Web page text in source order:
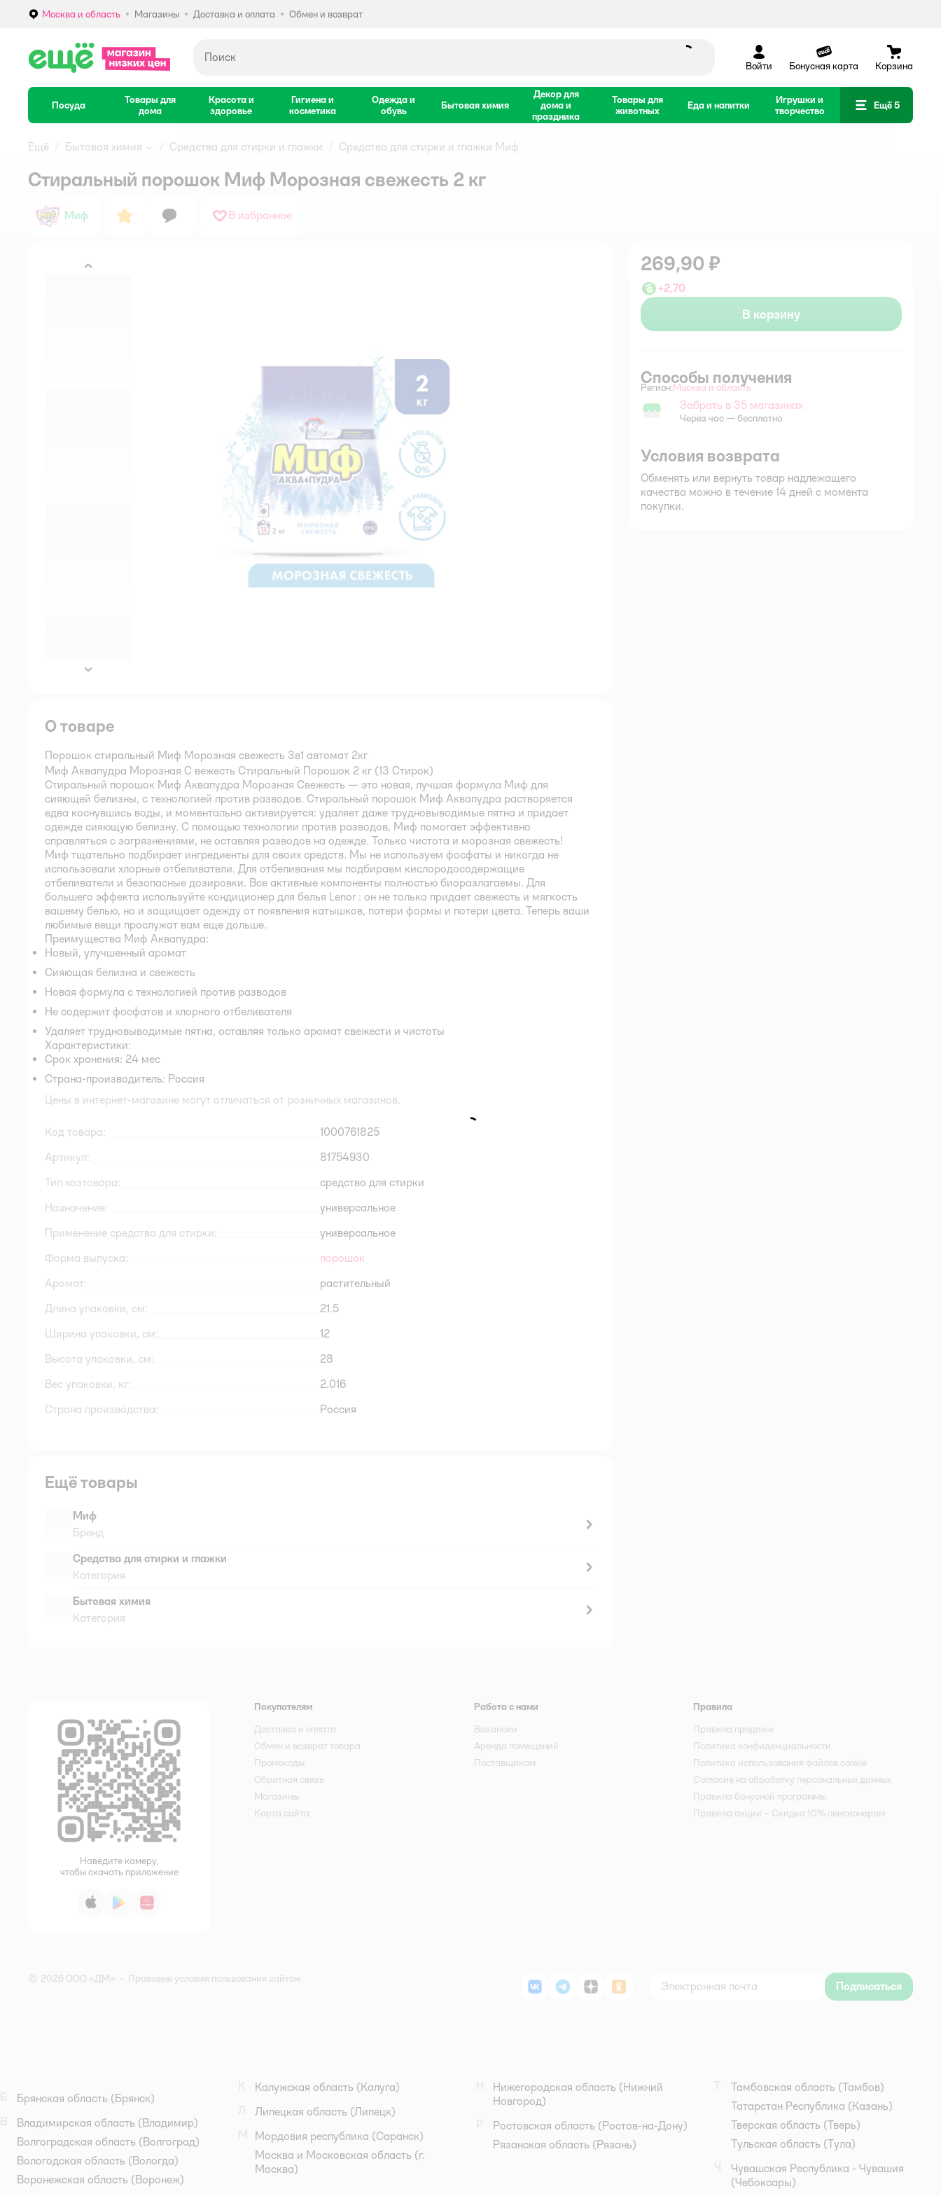
Выбор адреса доставки.
Москва и область Магазины Доставка и оплата Обмен и возврат
Войти Бонусная карта Корзина
Посуда
Товары для
дома
Красота и
здоровье
Гигиена и
косметика
Одежда и
обувь
Бытовая химия
Декор для
дома и
праздника
Товары для
животных
Еда и напитки
Игрушки и
творчество
Ещё 5
Ещё Бытовая химия Средства для стирки и глажки Средства для стирки и глажки Миф
назад
далее
Стиральный порошок Миф Морозная свежесть 2 кг
Миф В избранное
269,90 ₽
+2,70
В корзину
Способы получения
Регион: Выбор адреса доставки.
Москва и область
Забрать в магазине
Забрать в 35 магазинах
Через час — бесплатно
Условия возврата
Обменять или вернуть товар надлежащего
качества можно в течение 14 дней с момента
покупки.
О товаре
Порошок стиральный Миф Морозная свежесть 3в1 автомат 2кг
Миф Аквапудра Морозная C вежесть Стиральный Порошок 2 кг (13 Стирок)
Стиральный порошок Миф Аквапудра Морозная Свежесть — это новая, лучшая формула Миф для
сияющей белизны, с технологией против разводов. Стиральный порошок Миф Аквапудра растворяется
едва коснувшись воды, и моментально активируется: удаляет даже трудновыводимые пятна и придает
одежде сияющую белизну. С помощью технологии против разводов, Миф помогает эффективно
справляться с загрязнениями, не оставляя разводов на одежде. Только чистота и морозная свежесть!
Миф тщательно подбирает ингредиенты для своих средств. Мы не используем фосфаты и никогда не
использовали хлорные отбеливатели. Для отбеливания мы подбираем кислородосодержащие
отбеливатели и безопасные дозировки. Все активные компоненты полностью биоразлагаемы. Для
большего эффекта используйте кондиционер для белья Lenor : он не только придает свежесть и мягкость
вашему белью, но и защищает одежду от появления катышков, потери формы и потери цвета. Теперь ваши
любимые вещи прослужат вам еще дольше.
Преимущества Миф Аквапудра:
Новый, улучшенный аромат
Сияющая белизна и свежесть
Новая формула с технологией против разводов
Не содержит фосфатов и хлорного отбеливателя
Удаляет трудновыводимые пятна, оставляя только аромат свежести и чистоты
Характеристики:
Срок хранения: 24 мес
Страна-производитель: Россия
Цены в интернет-магазине могут отличаться от розничных магазинов.
Код товара:
1000761825
Артикул:
81754930
Тип хозтовара:
средство для стирки
Назначение:
универсальное
Применение средства для стирки:
универсальное
Форма выпуска:
порошок
Аромат:
растительный
Длина упаковки, см:
21.5
Ширина упаковки, см:
12
Высота упаковки, см:
28
Вес упаковки, кг:
2.016
Страна производства:
Россия
Ещё товары
Миф
Бренд
Средства для стирки и глажки
Категория
Бытовая химия
Категория
Наведите камеру,
чтобы скачать приложение
App StoreGoogle PlayAppGallery
Покупателям
Доставка и оплата
Обмен и возврат товара
Промокоды
Обратная связь
Магазины
Карта сайта
Работа с нами
Вакансии
Аренда помещений
Поставщикам
Правила
Правила продажи
Политика конфиденциальности
Политика использования файлов cookie
Согласие на обработку персональных данных
Правила бонусной программы
Правила акции – Скидка 10% пенсионерам
© 2026 ООО «ДМ» • Правовые условия пользования сайтом
ВКонтакте
TelegramДзен Одноклассники Подписаться
Брянская область (Брянск)
Владимирская область (Владимир)
Волгоградская область (Волгоград)
Вологодская область (Вологда)
Воронежская область (Воронеж)
Калужская область (Калуга)
Липецкая область (Липецк)
Мордовия республика (Саранск)
Москва и Московская область (г.
Москва)
Нижегородская область (Нижний
Новгород)
Ростовская область (Ростов-на-Дону)
Рязанская область (Рязань)
Тамбовская область (Тамбов)
Татарстан Республика (Казань)
Тверская область (Тверь)
Тульская область (Тула)
Чувашская Республика - Чувашия
(Чебоксары)